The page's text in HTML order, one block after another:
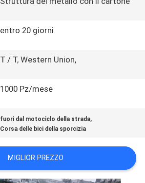
entro 20 giorni
T / T, Western Union,
1000 Pz/mese
fuori dal motociclo della strada,
Corsa delle bici della sporcizia
MIGLIOR PREZZO